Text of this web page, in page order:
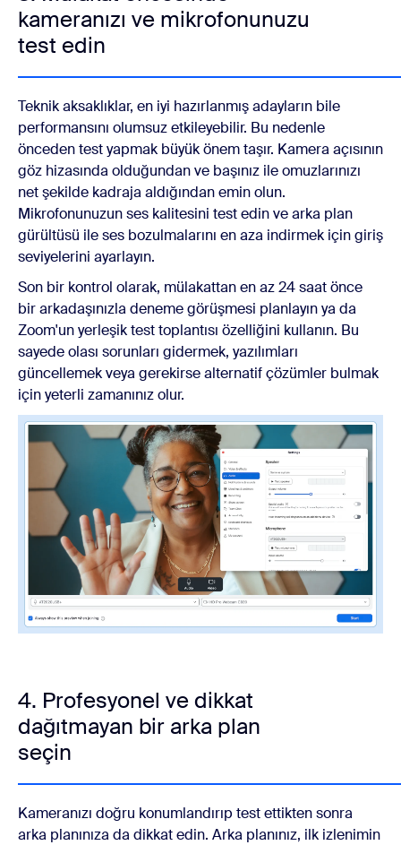
kameranızı ve mikrofonunuzu
test edin
Teknik aksaklıklar, en iyi hazırlanmış adayların bile
performansını olumsuz etkileyebilir. Bu nedenle
önceden test yapmak büyük önem taşır. Kamera açısının
göz hizasında olduğundan ve başınız ile omuzlarınızı
net şekilde kadraja aldığından emin olun.
Mikrofonunuzun ses kalitesini test edin ve arka plan
gürültüsü ile ses bozulmalarını en aza indirmek için giriş
seviyelerini ayarlayın.
Son bir kontrol olarak, mülakattan en az 24 saat önce
bir arkadaşınızla deneme görüşmesi planlayın ya da
Zoom'un yerleşik test toplantısı özelliğini kullanın. Bu
sayede olası sorunları gidermek, yazılımları
güncellemek veya gerekirse alternatif çözümler bulmak
için yeterli zamanınız olur.
4. Profesyonel ve dikkat
dağıtmayan bir arka plan
seçin
Kameranızı doğru konumlandırıp test ettikten sonra
arka planınıza da dikkat edin. Arka planınız, ilk izlenimin